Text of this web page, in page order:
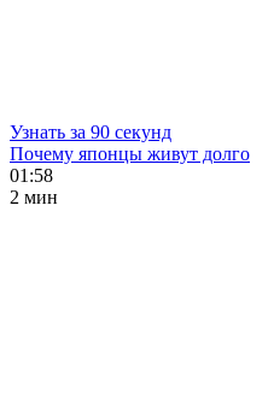
Узнать за 90 секунд
Почему японцы живут долго
01:58
2 мин